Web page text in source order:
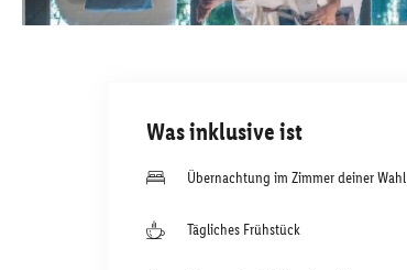
Was inklusive ist
Übernachtung im Zimmer deiner Wahl
Tägliches Frühstück